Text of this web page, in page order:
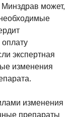
может,
экспертная
изменения
изменения
препараты